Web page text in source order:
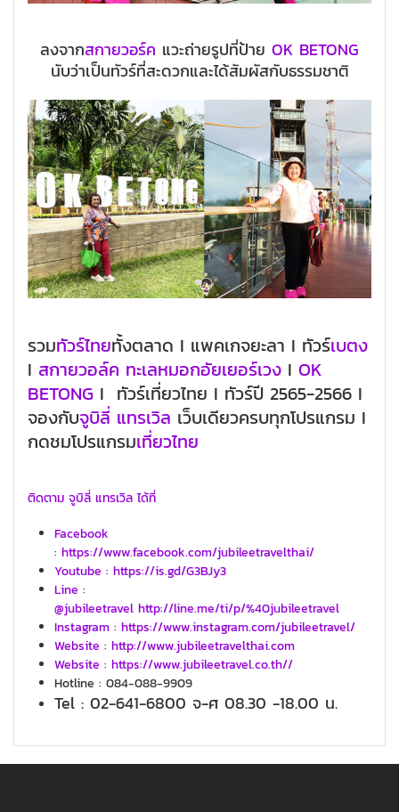
ลงจากสกายวอร์ค แวะถ่ายรูปที่ป้าย OK BETONG
นับว่าเป็นทัวร์ที่สะดวกและได้สัมผัสกับธรรมชาติ
รวมทัวร์ไทยทั้งตลาด I แพคเกจยะลา I ทัวร์เบตง
I สกายวอล์ค ทะเลหมอกอัยเยอร์เวง I OK
BETONG I ทัวร์เที่ยวไทย I ทัวร์ปี 2565-2566 I
จองกับจูบิลี่ แทรเวิล เว็บเดียวครบทุกโปรแกรม I
กดชมโปรแกรมเที่ยวไทย
ติดตาม จูบิลี่ แทรเวิล ได้ที่
Facebook
: https://www.facebook.com/jubileetravelthai/
Youtube : https://is.gd/G3BJy3
Line :
@jubileetravel http://line.me/ti/p/%40jubileetravel
Instagram : https://www.instagram.com/jubileetravel/
Website : http://www.jubileetravelthai.com
Website : https://www.jubileetravel.co.th//
Hotline : 084-088-9909
Tel : 02-641-6800 จ-ศ 08.30 -18.00 น.